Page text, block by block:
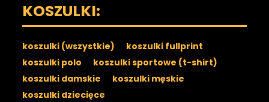
KOSZULKI:
koszulki (wszystkie)
koszulki fullprint
koszulki polo
koszulki sportowe (t-shirt)
koszulki damskie
koszulki męskie
koszulki dziecięce